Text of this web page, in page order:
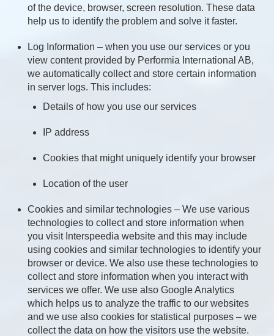
of the device, browser, screen resolution. These data
help us to identify the problem and solve it faster.
Log Information – when you use our services or you
view content provided by Performia International AB,
we automatically collect and store certain information
in server logs. This includes:
Details of how you use our services
IP address
Cookies that might uniquely identify your browser
Location of the user
Cookies and similar technologies – We use various
technologies to collect and store information when
you visit Interspeedia website and this may include
using cookies and similar technologies to identify your
browser or device. We also use these technologies to
collect and store information when you interact with
services we offer. We use also Google Analytics
which helps us to analyze the traffic to our websites
and we use also cookies for statistical purposes – we
collect the data on how the visitors use the website.